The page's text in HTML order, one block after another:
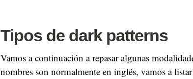
Tipos de dark patterns
Vamos a continuación a repasar algunas
nombres son normalmente en inglés, vamos a listar